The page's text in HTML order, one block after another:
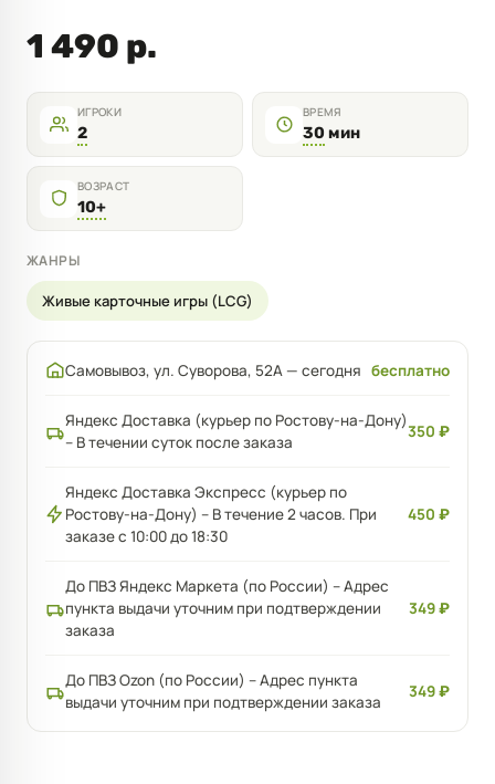
1 490 р.
ИГРОКИ
2
ВРЕМЯ
30 мин
ВОЗРАСТ
10+
ЖАНРЫ
Живые карточные игры (LCG)
Самовывоз, ул. Суворова, 52А — сегодня бесплатно
Яндекс Доставка (курьер по Ростову-на-Дону)
– В течении суток после заказа
350 ₽
Яндекс Доставка Экспресс (курьер по
Ростову-на-Дону) – В течение 2 часов. При
заказе с 10:00 до 18:30
450 ₽
До ПВЗ Яндекс Маркета (по России) – Адрес
пункта выдачи уточним при подтверждении
заказа
349 ₽
До ПВЗ Ozon (по России) – Адрес пункта
выдачи уточним при подтверждении заказа
349 ₽